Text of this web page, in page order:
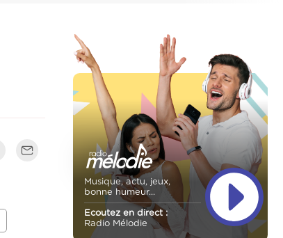
Musique, actu, jeux,
bonne humeur...
Ecoutez en direct :
Radio Mélodie